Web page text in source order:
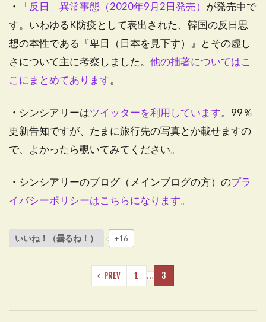
・ 「反日」異常事態（2020年9月2日発売） が発売中で
す。いわゆるK防疫として表出された、韓国の反日思
想の本性である『卑日（日本を見下す）』とその虚し
さについて主に考察しました。 他の拙著についてはこ
こにまとめてあります。
・ シンシアリーはツイッターを利用しています。99％
更新告知ですが、たまに旅行先の写真とか載せますの
で、よかったら覗いてみてください。
・ シンシアリーのブログ（メインブログの方）のプラ
イバシーポリシーはこちらになります。
いいね！（曇るね！） +16
PREV 1 … 3